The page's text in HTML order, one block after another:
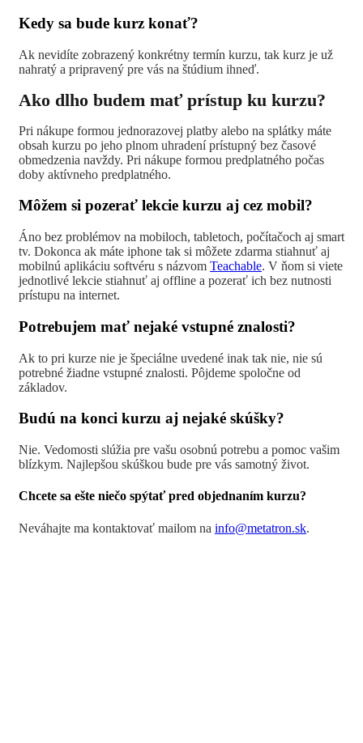
Kedy sa bude kurz konať?
Ak nevidíte zobrazený konkrétny termín kurzu, tak kurz je už
nahratý a pripravený pre vás na štúdium ihneď.
Ako dlho budem mať prístup ku kurzu?
Pri nákupe formou jednorazovej platby alebo na splátky máte
obsah kurzu po jeho plnom uhradení prístupný bez časové
obmedzenia navždy. Pri nákupe formou predplatného počas
doby aktívneho predplatného.
Môžem si pozerať lekcie kurzu aj cez mobil?
Áno bez problémov na mobiloch, tabletoch, počítačoch aj smart
tv. Dokonca ak máte iphone tak si môžete zdarma stiahnuť aj
mobilnú aplikáciu softvéru s názvom Teachable. V ňom si viete
jednotlivé lekcie stiahnuť aj offline a pozerať ich bez nutnosti
prístupu na internet.
Potrebujem mať nejaké vstupné znalosti?
Ak to pri kurze nie je špeciálne uvedené inak tak nie, nie sú
potrebné žiadne vstupné znalosti. Pôjdeme spoločne od
základov.
Budú na konci kurzu aj nejaké skúšky?
Nie. Vedomosti slúžia pre vašu osobnú potrebu a pomoc vašim
blízkym. Najlepšou skúškou bude pre vás samotný život.
Chcete sa ešte niečo spýtať pred objednaním kurzu?
Neváhajte ma kontaktovať mailom na info@metatron.sk.